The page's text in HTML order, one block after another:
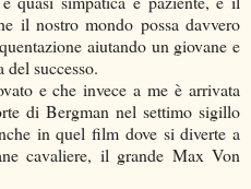
il nostro mondo possa davvero
aiutando un giovane e
successo.
e che invece a me è arrivata
di Bergman nel settimo sigillo
in quel film dove si diverte a
cavaliere, il grande Max Von